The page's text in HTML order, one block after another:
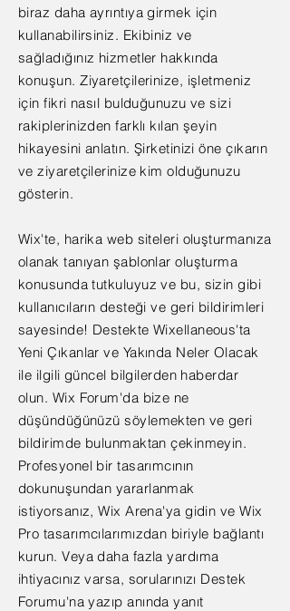
biraz daha ayrıntıya girmek için
kullanabilirsiniz. Ekibiniz ve
sağladığınız hizmetler hakkında
konuşun. Ziyaretçilerinize, işletmeniz
için fikri nasıl bulduğunuzu ve sizi
rakiplerinizden farklı kılan şeyin
hikayesini anlatın. Şirketinizi öne çıkarın
ve ziyaretçilerinize kim olduğunuzu
gösterin.
Wix'te, harika web siteleri oluşturmanıza
olanak tanıyan şablonlar oluşturma
konusunda tutkuluyuz ve bu, sizin gibi
kullanıcıların desteği ve geri bildirimleri
sayesinde! Destekte Wixellaneous'ta
Yeni Çıkanlar ve Yakında Neler Olacak
ile ilgili güncel bilgilerden haberdar
olun. Wix Forum'da bize ne
düşündüğünüzü söylemekten ve geri
bildirimde bulunmaktan çekinmeyin.
Profesyonel bir tasarımcının
dokunuşundan yararlanmak
istiyorsanız, Wix Arena'ya gidin ve Wix
Pro tasarımcılarımızdan biriyle bağlantı
kurun. Veya daha fazla yardıma
ihtiyacınız varsa, sorularınızı Destek
Forumu'na yazıp anında yanıt